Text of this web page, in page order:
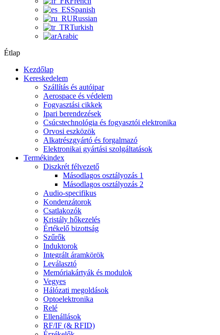
Spanish
Russian
Turkish
Arabic
Étlap
Kezdőlap
Kereskedelem
Szállítás és autóipar
Aerospace és védelem
Fogyasztási cikkek
Ipari berendezések
Csúcstechnológia és fogyasztói elektronika
Orvosi eszközök
Alkatrészgyártó és forgalmazó
Elektronikai gyártási szolgáltatások
Termékindex
Diszkrét félvezető
Másodlagos osztályozás 1
Másodlagos osztályozás 2
Audio-specifikus
Kondenzátorok
Csatlakozók
Kristály hőkezelés
Értékelő bizottság
Szűrők
Induktorok
Integrált áramkörök
Leválasztó
Memóriakártyák és modulok
Vegyes
Hálózati megoldások
Optoelektronika
Relé
Ellenállások
RF/IF (& RFID)